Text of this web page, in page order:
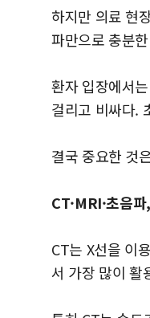
하지만 의료 현
파만으로 충분
환자 입장에서
걸리고 비싸다.
결국 중요한 것
CT·MRI·초음
CT는 X선을 이
서 가장 많이 활